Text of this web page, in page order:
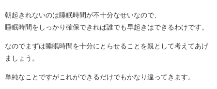
朝起きれないのは睡眠時間が不十分なせいなので、
睡眠時間をしっかり確保できれば誰でも早起きはできるわけです。
なのでまずは睡眠時間を十分にとらせることを親として考えてあげ
ましょう。
単純なことですがこれができるだけでもかなり違ってきます。